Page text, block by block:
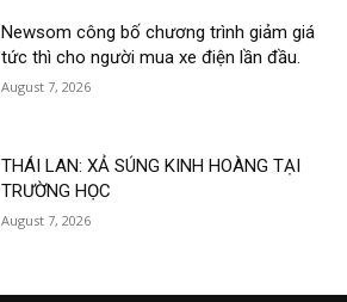
Newsom công bố chương trình giảm giá
tức thì cho người mua xe điện lần đầu.
August 7, 2026
THÁI LAN: XẢ SÚNG KINH HOÀNG TẠI
TRƯỜNG HỌC
August 7, 2026